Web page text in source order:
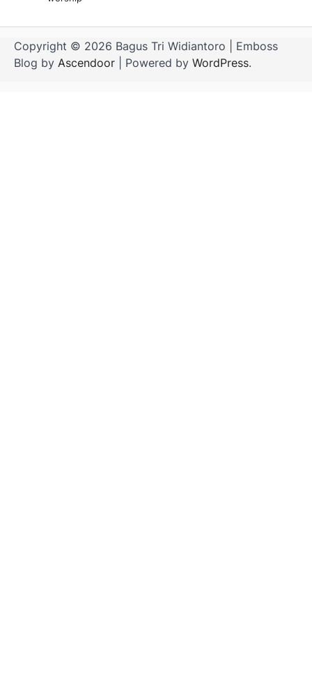
Copyright © 2026 Bagus Tri Widiantoro | Emboss
Blog by Ascendoor | Powered by WordPress.